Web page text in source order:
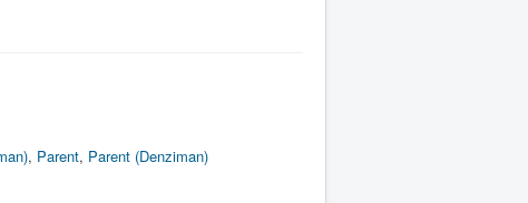
, Parent, Parent (Denziman)